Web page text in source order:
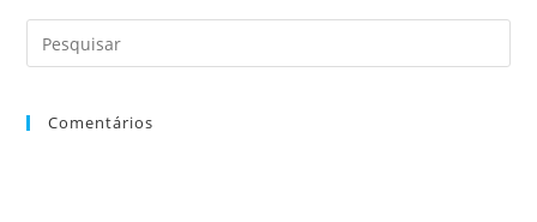
Comentários